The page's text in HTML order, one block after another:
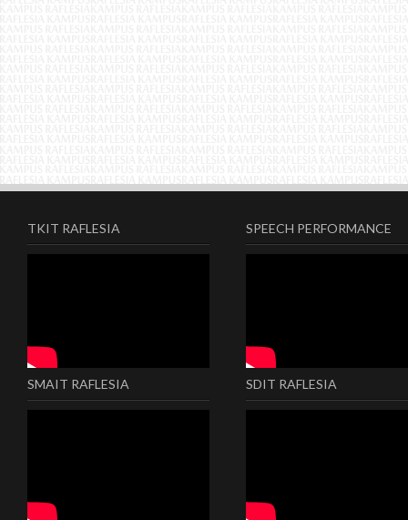
TKIT RAFLESIA
SMAIT RAFLESIA
SPEECH PERFORMANCE
SDIT RAFLESIA